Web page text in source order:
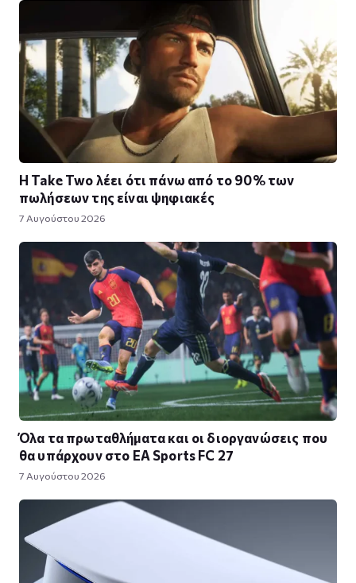
Η Take Twο λέει ότι πάνω από το 90% των
πωλήσεων της είναι ψηφιακές
7 Αυγούστου 2026
Όλα τα πρωταθλήματα και οι διοργανώσεις που
θα υπάρχουν στο EA Sports FC 27
7 Αυγούστου 2026